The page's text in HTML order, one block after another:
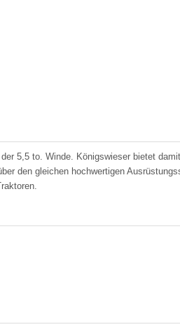
5,5 to. Winde. Königswieser bietet
den gleichen hochwertigen